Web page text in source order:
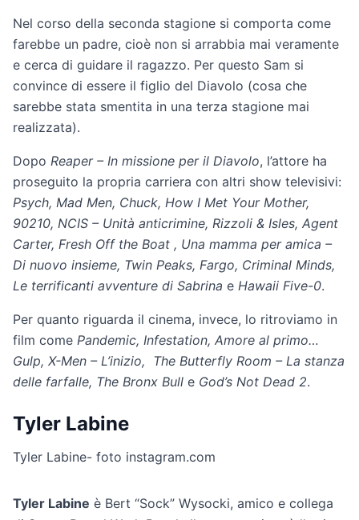
Nel corso della seconda stagione si comporta come
farebbe un padre, cioè non si arrabbia mai veramente
e cerca di guidare il ragazzo. Per questo Sam si
convince di essere il figlio del Diavolo (cosa che
sarebbe stata smentita in una terza stagione mai
realizzata).
Dopo Reaper – In missione per il Diavolo, l’attore ha
proseguito la propria carriera con altri show televisivi:
Psych, Mad Men, Chuck, How I Met Your Mother,
90210, NCIS – Unità anticrimine, Rizzoli & Isles, Agent
Carter, Fresh Off the Boat , Una mamma per amica –
Di nuovo insieme, Twin Peaks, Fargo, Criminal Minds,
Le terrificanti avventure di Sabrina e Hawaii Five-0.
Per quanto riguarda il cinema, invece, lo ritroviamo in
film come Pandemic, Infestation, Amore al primo…
Gulp, X-Men – L’inizio, The Butterfly Room – La stanza
delle farfalle, The Bronx Bull e God’s Not Dead 2.
Tyler Labine
Tyler Labine- foto instagram.com
Tyler Labine è Bert “Sock” Wysocki, amico e collega